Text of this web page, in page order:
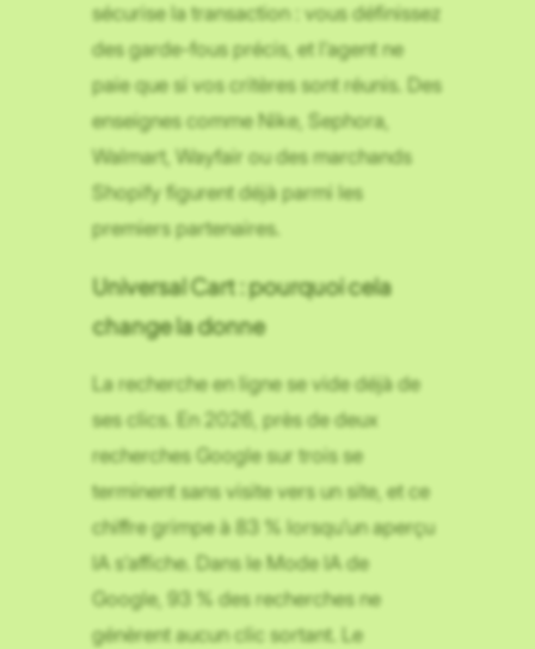
sécurise la transaction : vous définissez
des garde-fous précis, et l’agent ne
paie que si vos critères sont réunis. Des
enseignes comme Nike, Sephora,
Walmart, Wayfair ou des marchands
Shopify figurent déjà parmi les
premiers partenaires.
Universal Cart : pourquoi cela
change la donne
La recherche en ligne se vide déjà de
ses clics. En 2026, près de deux
recherches Google sur trois se
terminent sans visite vers un site, et ce
chiffre grimpe à 83 % lorsqu’un aperçu
IA s’affiche. Dans le Mode IA de
Google, 93 % des recherches ne
génèrent aucun clic sortant. Le